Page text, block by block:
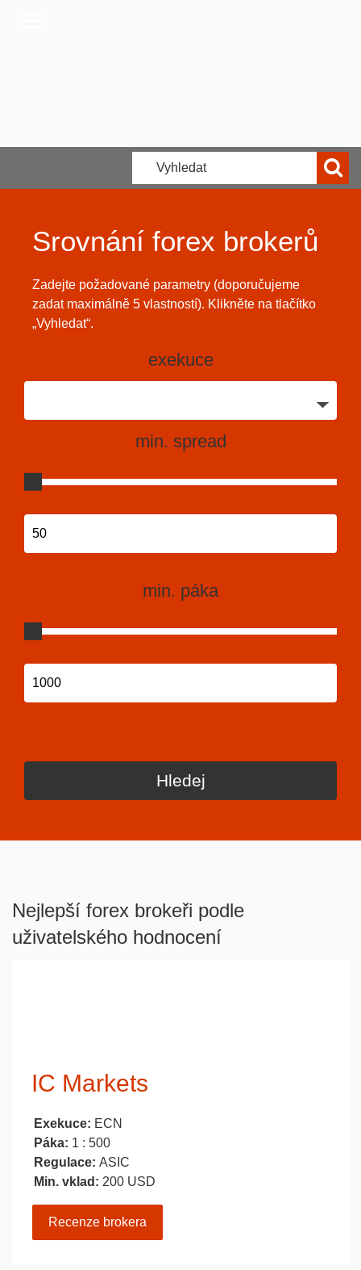
Srovnání forex brokerů
Zadejte požadované parametry (doporučujeme
zadat maximálně 5 vlastností). Klikněte na tlačítko
„Vyhledat“.
exekuce
min. spread
min. páka
Nejlepší forex brokeři podle
uživatelského hodnocení
IC Markets
Exekuce: ECN
Páka: 1 : 500
Regulace: ASIC
Min. vklad: 200 USD
Recenze brokera